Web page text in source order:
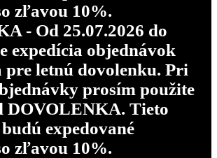
zľavou 10%.
- Od 25.07.2026 do
expedícia objednávok
pre letnú dovolenku. Pri
prosím použite
DOVOLENKA. Tieto
expedované
zľavou 10%.